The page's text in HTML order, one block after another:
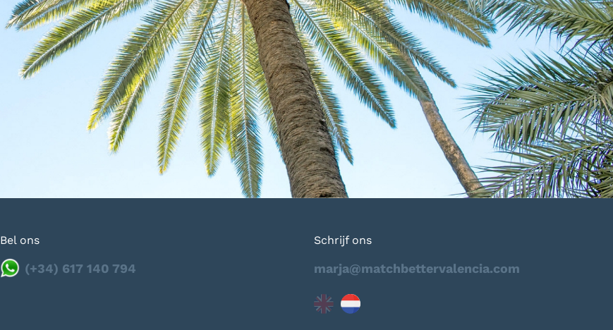
Bel ons
(+34) 617 140 794
Schrijf ons
marja@matchbettervalencia.com